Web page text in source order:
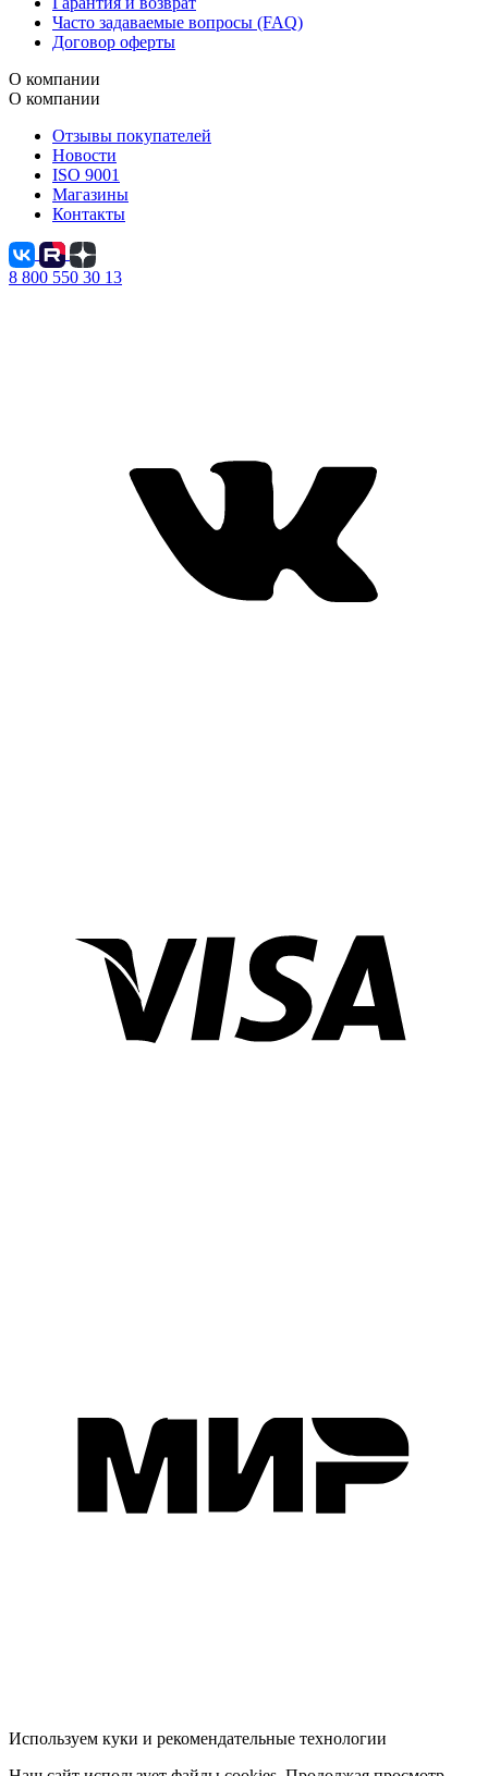
Часто задаваемые вопросы (FAQ)
Договор оферты
О компании
О компании
Отзывы покупателей
Новости
ISO 9001
Магазины
Контакты
8 800 550 30 13
Используем куки и рекомендательные технологии